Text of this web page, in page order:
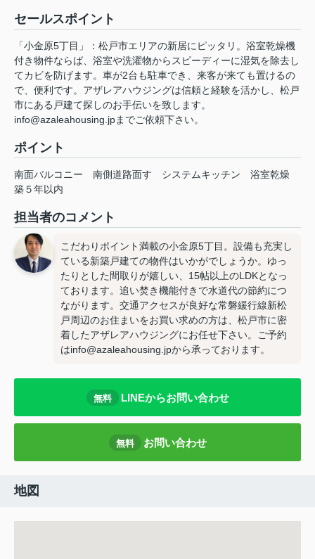
セールスポイント
「小金原5丁目」：松戸市エリアの新居にピッタリ。浴室乾燥機
付き物件ならば、浴室や洗濯物からスピーディーに湿気を除去し
てカビを防げます。車が2台も駐車でき、来客が来ても置けるの
で、便利です。アザレアハウジングは信頼と経験を活かし、松戸
市にある戸建て探しのお手伝いを致します。
info@azaleahousing.jpまでご依頼下さい。
ポイント
南面バルコニー 南側道路面す システムキッチン
浴室乾燥
築５年以内
担当者のコメント
こだわりポイント満載の小金原5丁目。設備も充実し
ている新築戸建ての物件はいかがでしょうか。ゆっ
たりとした間取りが嬉しい、15帖以上のLDKとなっ
ております。追い焚き機能付きで水道代の節約につ
ながります。交通アクセスが良好な常磐緩行線新松
戸周辺のお住まいをお買い求めの方は、松戸市に密
着したアザレアハウジングにお任せ下さい。ご予約
はinfo@azaleahousing.jpから承っております。
無料 LINEからお問い合わせ
無料 お問い合わせ
地図